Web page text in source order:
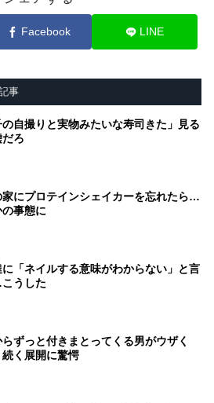
Facebook LINE
事
の自撮りと実物みたいな寿司きた」見る
ろ
家にプロテインシェイカーを忘れたら…
の事態に
に「ネイルする意味がわからない」と言
うした
らずっと付きまとってくる男がウザく
く展開に驚愕